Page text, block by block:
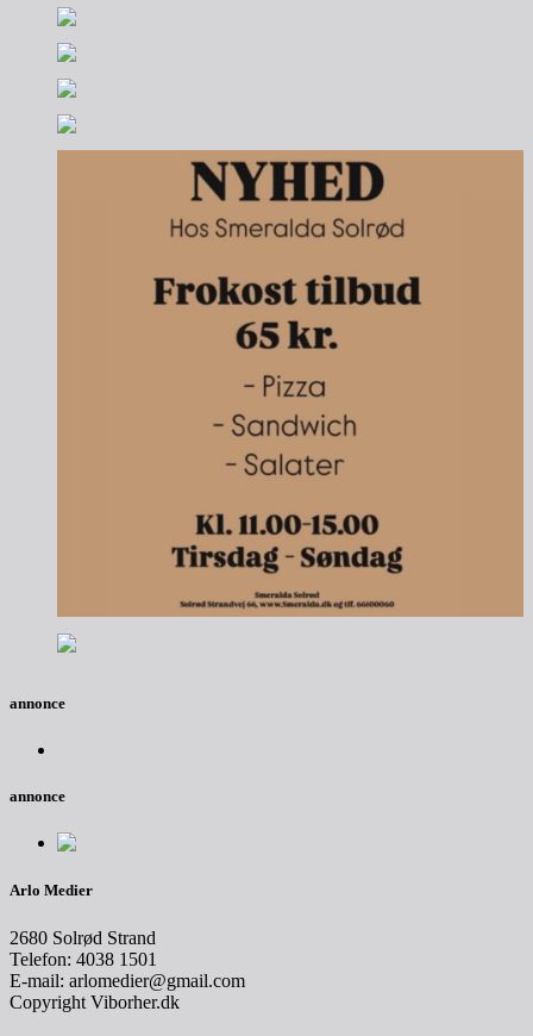
annonce
annonce
Arlo Medier
2680 Solrød Strand
Telefon: 4038 1501
E-mail: arlomedier@gmail.com
Copyright Viborher.dk